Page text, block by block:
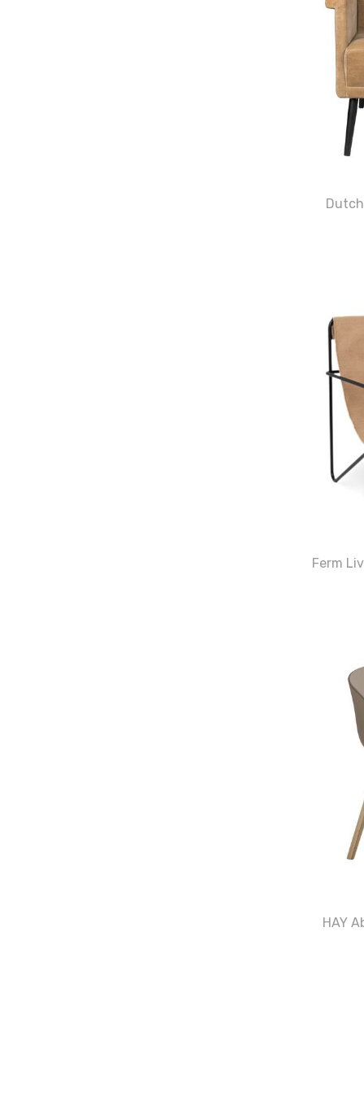
Ferm
HAY